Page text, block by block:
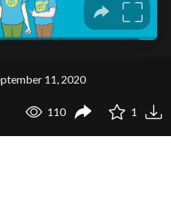
11, 2020
110 1